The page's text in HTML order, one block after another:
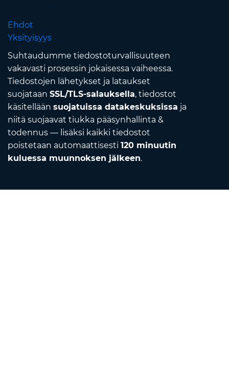
Ehdot
Yksityisyys
Suhtaudumme tiedostoturvallisuuteen
vakavasti prosessin jokaisessa vaiheessa.
Tiedostojen lähetykset ja lataukset
suojataan SSL/TLS-salauksella, tiedostot
käsitellään suojatuissa datakeskuksissa ja
niitä suojaavat tiukka pääsynhallinta &
todennus — lisäksi kaikki tiedostot
poistetaan automaattisesti 120 minuutin
kuluessa muunnoksen jälkeen.